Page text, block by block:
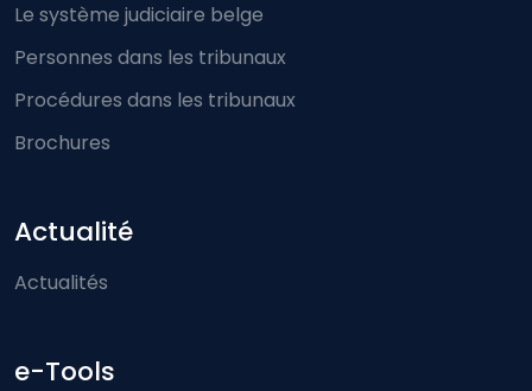
Le système judiciaire belge
Personnes dans les tribunaux
Procédures dans les tribunaux
Brochures
Actualité
Actualités
e-Tools